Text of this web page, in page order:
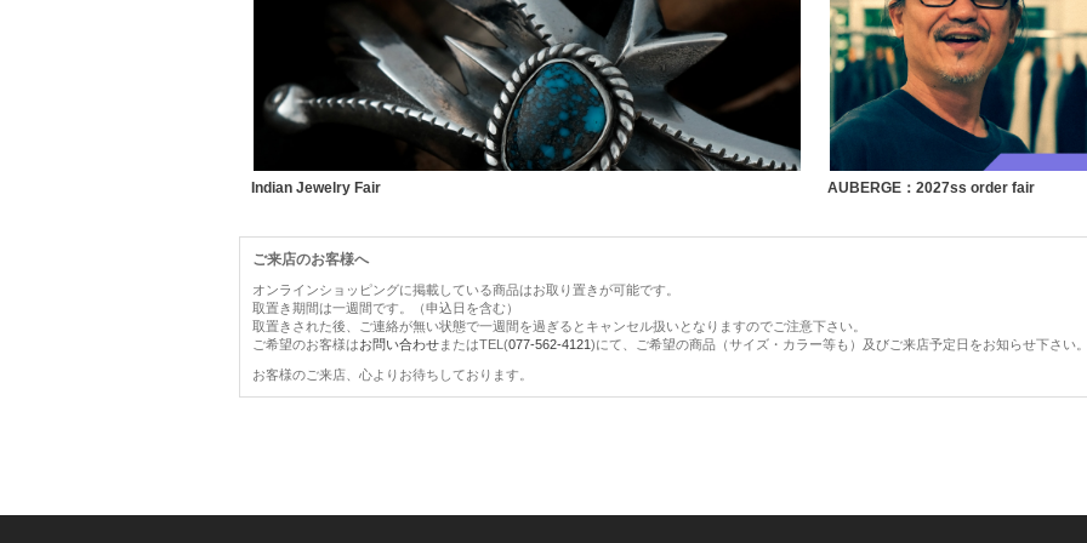
Indian Jewelry Fair AUBERGE：2027ss order fair
ご来店のお客様へ
オンラインショッピングに掲載している商品はお取り置きが可能です。
取置き期間は一週間です。（申込日を含む）
取置きされた後、ご連絡が無い状態で一週間を過ぎるとキャンセル扱いとなりますのでご注意下さい。
ご希望のお客様はお問い合わせまたはTEL(077-562-4121)にて、ご希望の商品（サイズ・カラー等も）及びご来店予定日をお知らせ下さい
お客様のご来店、心よりお待ちしております。